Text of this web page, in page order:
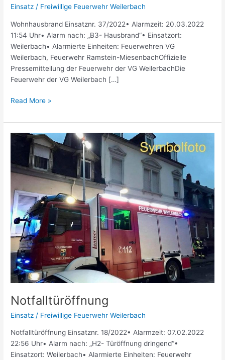
Einsatz / Freiwillige Feuerwehr Weilerbach
Wohnhausbrand Einsatznr. 37/2022• Alarmzeit: 20.03.2022
11:54 Uhr• Alarm nach: „B3- Hausbrand“• Einsatzort:
Weilerbach• Alarmierte Einheiten: Feuerwehren VG
Weilerbach, Feuerwehr Ramstein-MiesenbachOffizielle
Pressemitteilung der Feuerwehr der VG WeilerbachDie
Feuerwehr der VG Weilerbach […]
Read More »
Notfalltüröffnung
Einsatz / Freiwillige Feuerwehr Weilerbach
Notfalltüröffnung Einsatznr. 18/2022• Alarmzeit: 07.02.2022
22:56 Uhr• Alarm nach: „H2- Türöffnung dringend“•
Einsatzort: Weilerbach• Alarmierte Einheiten: Feuerwehr
Notfalltüröffnung